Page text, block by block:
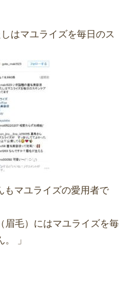
はマユライズを毎日のス
もマユライズの愛用者で
眉毛）にはマユライズを毎
」